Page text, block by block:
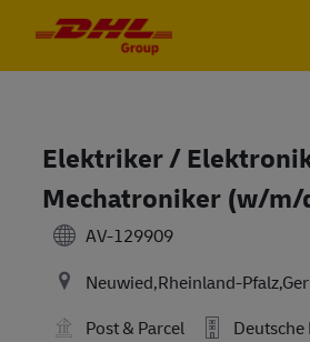
Elektriker /
Mechatroniker (w/m/
AV-129909
Neuwied,Rheinland-
Post & Parcel
Deutsche